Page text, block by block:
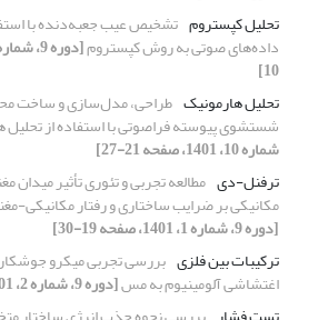
تحلیل کپستروم تشخیص عیب جعبه‌دنده با
داده‌های صوتی به روش کپستروم
10]
تحلیل هارمونیک طراحی، مدل‌سازی و ساخت
شستشوی پیوسته فراصوتی با استفاده از تحلیل
شماره 10، 1401، صفحه 21-27]
ترفنل-دی مطالعه تجربی و تئوری تأثیر میدان
مکانیکی بر ضرایب ساختاری و رفتار مکانیکی-
[دوره 9، شماره 1، 1401، صفحه 19-30]
ترکیبات بین فلزی بررسی تجربی میکرو
اغتشاشی آلومینیوم به مس[دوره 9، شماره 2، 1401، صفحه 18-29]